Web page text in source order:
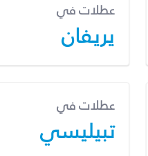
عطلات في
يريفان
عطلات في
تبيليسي